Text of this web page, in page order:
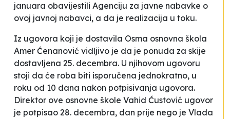
januara obavijestili Agenciju za javne nabavke o
ovoj javnoj nabavci, a da je realizacija u toku.
Iz ugovora koji je dostavila Osma osnovna škola
Amer Ćenanović vidljivo je da je ponuda za skije
dostavljena 25. decembra. U njihovom ugovoru
stoji da će roba biti isporučena jednokratno, u
roku od 10 dana nakon potpisivanja ugovora.
Direktor ove osnovne škole Vahid Ćustović ugovor
je potpisao 28. decembra, dan prije nego je Vlada